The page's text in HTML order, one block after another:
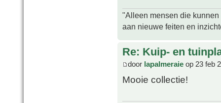
"Alleen mensen die
aan nieuwe feiten en
Re: Kuip- en
door lapalmeraie op 23 feb
Mooie collectie!